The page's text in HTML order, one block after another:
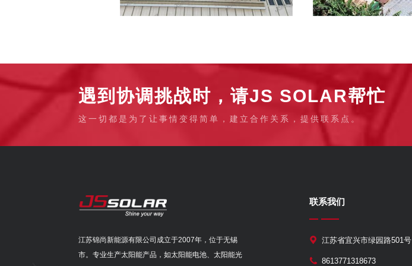
遇到协调挑战时，请JS SOLAR帮忙
这一切都是为了让事情变得简单，建立合作关系，提供联系点。
江苏锦尚新能源有限公司成立于2007年，位于无锡
市。专业生产太阳能产品，如太阳能电池、太阳能光
联系我们
江苏省宜兴市绿园路501号
8613771318673